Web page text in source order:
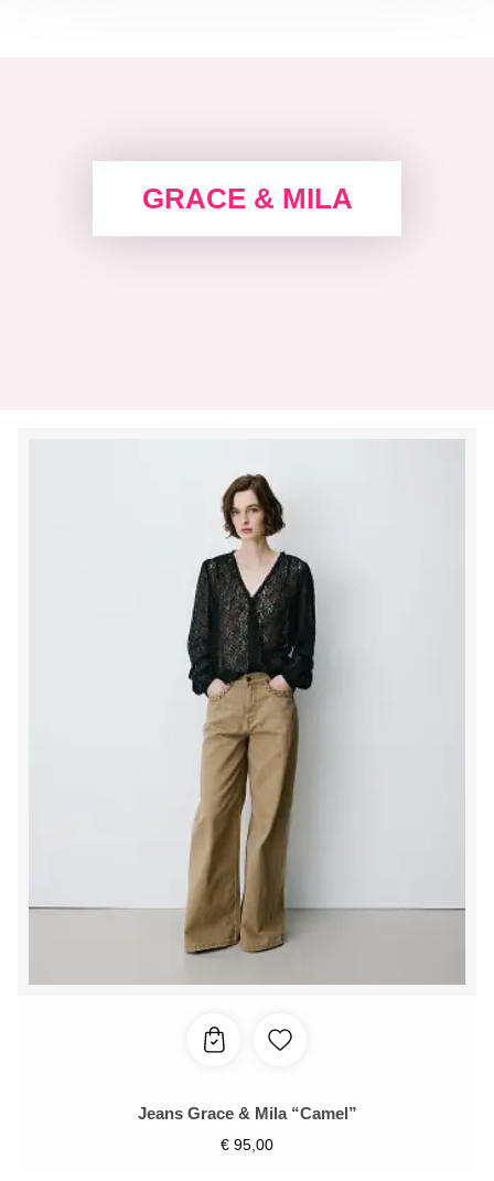
GRACE & MILA
Jeans Grace & Mila “Camel”
€ 95,00